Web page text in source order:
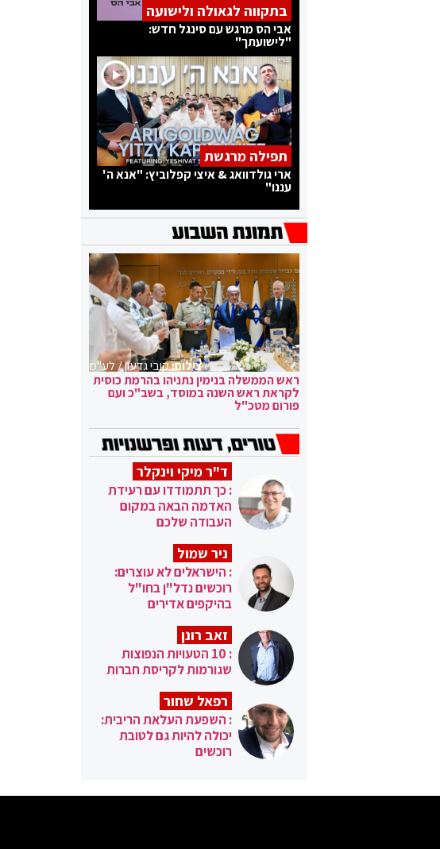
בתקווה לגאולה ולישועה
אבי הס מרגש עם סינגל חדש:
"לישועתך"
תפילה מרגשת
ארי גולדוואג & איצי קפלוביץ: "אנא ה'
עננו"
צילום:קובי גדעון / לע"מ
ראש הממשלה בנימין נתניהו בהרמת כוסית
לקראת ראש השנה במוסד, בשב"כ ועם
פורום מטכ"ל
ד"ר מיקי וינקלר
: כך תתמודדו עם רעידת
האדמה הבאה במקום
העבודה שלכם
ניר שמול
: הישראלים לא עוצרים:
רוכשים נדל"ן בחו"ל
בהיקפים אדירים
זאב רונן
: 10 הטעויות הנפוצות
שגורמות לקריסת חברות
רפאל שחור
: השפעת העלאת הריבית:
יכולה להיות גם לטובת
רוכשים